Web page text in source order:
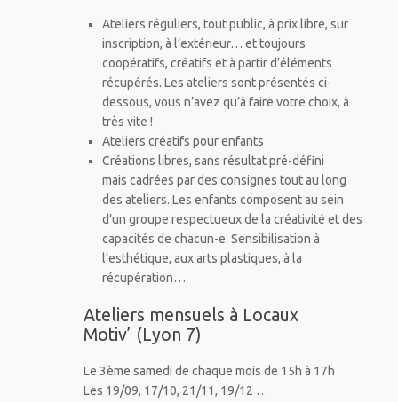
Ateliers réguliers, tout public, à prix libre, sur
inscription, à l’extérieur… et toujours
coopératifs, créatifs et à partir d’éléments
récupérés. Les ateliers sont présentés ci-
dessous, vous n’avez qu’à faire votre choix, à
très vite !
Ateliers créatifs pour enfants
Créations libres, sans résultat pré-défini
mais cadrées par des consignes tout au long
des ateliers. Les enfants composent au sein
d’un groupe respectueux de la créativité et des
capacités de chacun-e. Sensibilisation à
l’esthétique, aux arts plastiques, à la
récupération…
Ateliers mensuels à Locaux
Motiv’ (Lyon 7)
Le 3ème samedi de chaque mois de 15h à 17h
Les 19/09, 17/10, 21/11, 19/12 …